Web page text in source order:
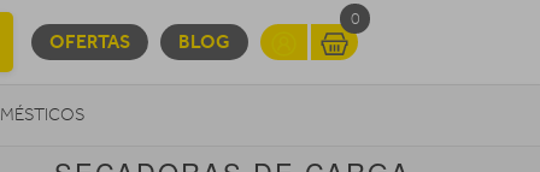
OFERTAS BLOG
0